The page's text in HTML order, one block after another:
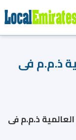
ذ.م.م فى
ذ.م.م فى